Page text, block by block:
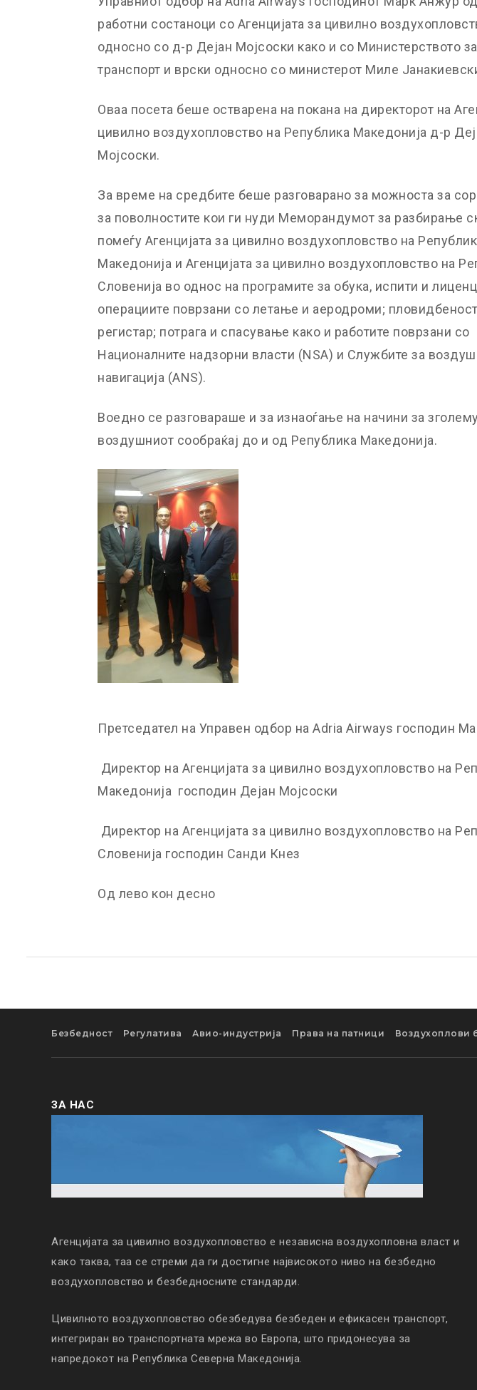
работни состаноци со Агенцијата за цивилно
односно со д-р Дејан Мојсоски како и со Министерството за
транспорт и врски односно со министерот Миле
Оваа посета беше остварена на покана на директорот на
цивилно воздухопловство на Република Македонија д-р
Мојсоски.
За време на средбите беше разговарано за можноста за
за поволностите кои ги нуди Меморандумот за разбирање
помеѓу Агенцијата за цивилно воздухопловство на
Македонија и Агенцијата за цивилно воздухопловство на
Словенија во однос на програмите за обука, испити и
операциите поврзани со летање и аеродроми;
регистар; потрага и спасување како и работите поврзани со
Националните надзорни власти (NSA) и Службите за
навигација (ANS).
Воедно се разговараше и за изнаоѓање на начини за
воздушниот сообраќај до и од Република Македонија.
Претседател на Управен одбор на Adria Airways господин
Директор на Агенцијата за цивилно воздухопловство на
Македонија господин Дејан Мојсоски
Директор на Агенцијата за цивилно воздухопловство на
Словенија господин Санди Кнез
Од лево кон десно
Безбедност Регулатива Авио-индустрија Права на патници Воздухоплови
ЗА НАС
Агенцијата за цивилно воздухопловство е независна воздухопловна власт и
како таква, таа се стреми да ги достигне највисокото ниво на безбедно
воздухопловство и безбедносните стандарди.
Цивилното воздухопловство обезбедува безбеден и ефикасен транспорт,
интегриран во транспортната мрежа во Европа, што придонесува за
напредокот на Република Северна Македонија.